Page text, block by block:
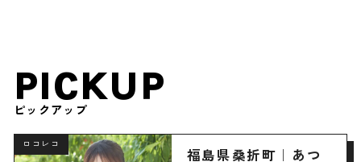
PICKUP
ピックアップ
ロコレコ
福島県桑折町｜あつ